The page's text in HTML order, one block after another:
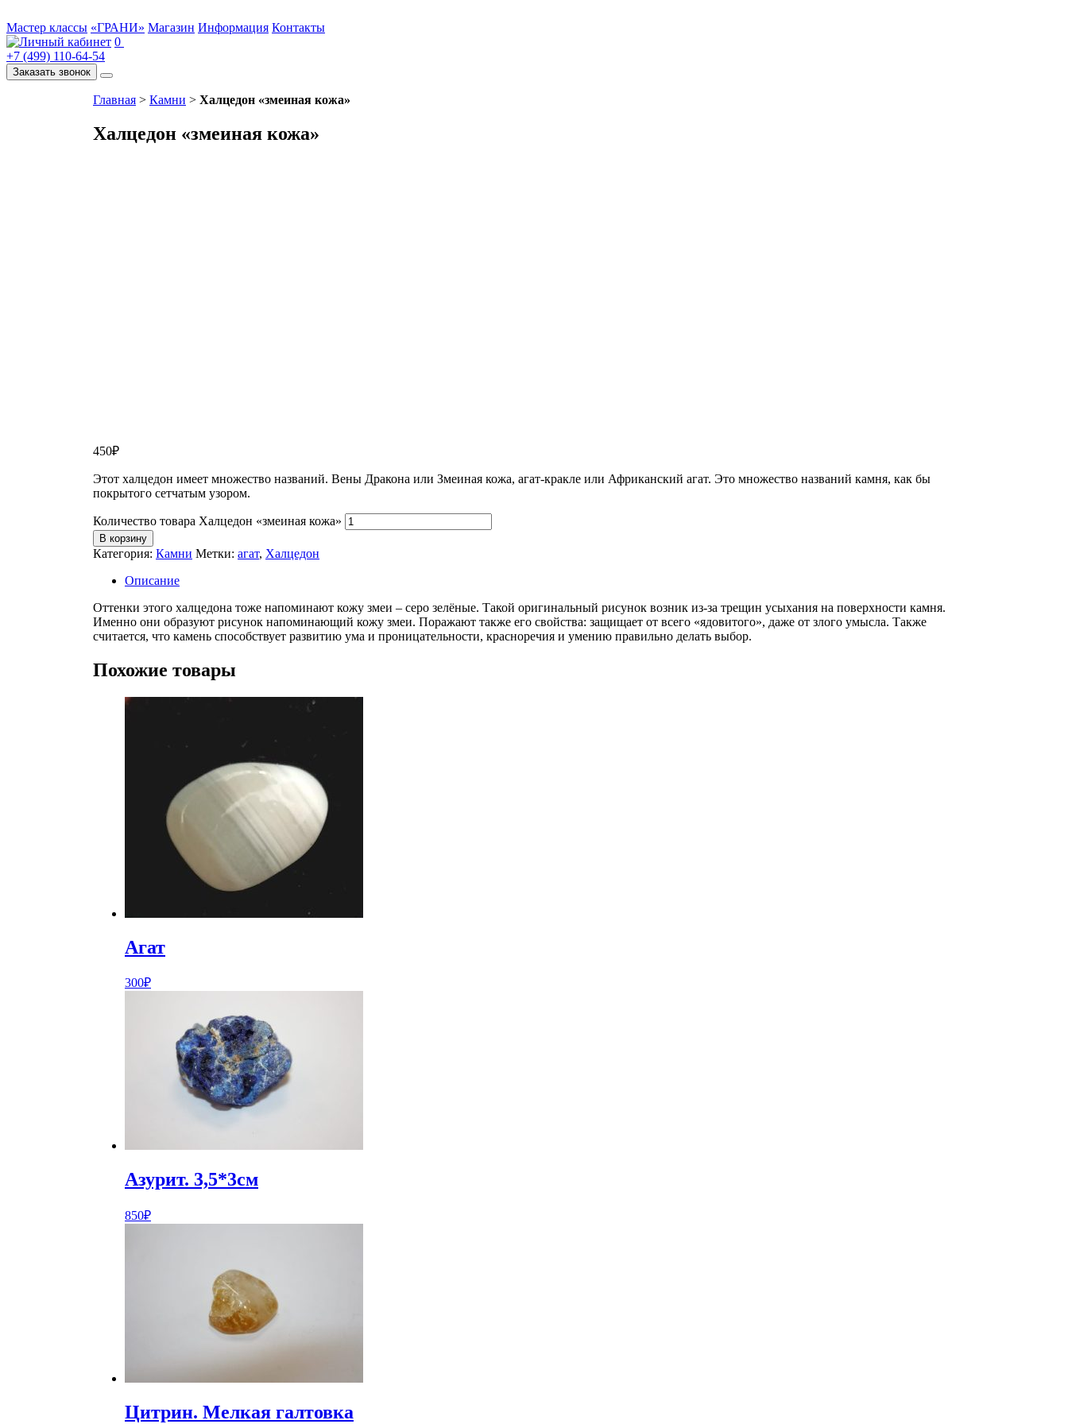
Мастер классы «ГРАНИ» Магазин Информация Контакты
0
+7 (499) 110-64-54
Заказать звонок
Главная > Камни > Халцедон «змеиная кожа»
Халцедон «змеиная кожа»
450₽
Этот халцедон имеет множество названий. Вены Дракона или Змеиная кожа, агат-кракле или Африканский агат. Это множество названий камня, как бы
покрытого сетчатым узором.
Количество товара Халцедон «змеиная кожа»
В корзину
Категория: Камни Метки: агат, Халцедон
Описание
Оттенки этого халцедона тоже напоминают кожу змеи – серо зелёные. Такой оригинальный рисунок возник из-за трещин усыхания на поверхности камня.
Именно они образуют рисунок напоминающий кожу змеи. Поражают также его свойства: защищает от всего «ядовитого», даже от злого умысла. Также
считается, что камень способствует развитию ума и проницательности, красноречия и умению правильно делать выбор.
Похожие товары
Агат
300₽
Азурит. 3,5*3см
850₽
Цитрин. Мелкая галтовка